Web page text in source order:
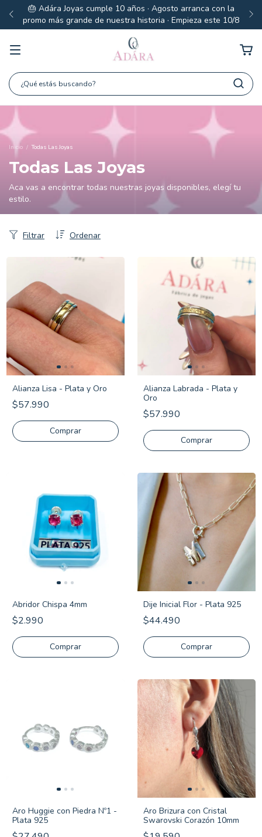
🎂 Adára Joyas cumple 10 años · Agosto arranca con la
promo más grande de nuestra historia · Empieza este 10/8
Inicio / Todas Las Joyas
Todas Las Joyas
Aca vas a encontrar todas nuestras joyas disponibles, elegí tu
estilo.
Ordenar
Filtrar
Alianza Lisa - Plata y Oro
$57.990
Comprar
Alianza Labrada - Plata y
Oro
$57.990
Comprar
Abridor Chispa 4mm
$2.990
Comprar
Dije Inicial Flor - Plata 925
$44.490
Comprar
Aro Huggie con Piedra Nº1 -
Plata 925
Aro Brizura con Cristal
Swarovski Corazón 10mm